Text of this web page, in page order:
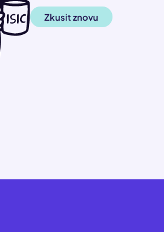
Zkusit znovu